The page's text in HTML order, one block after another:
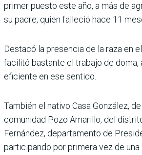
primer puesto este año, a más de
su padre, quien falleció hace 11
Destacó la presencia de la raza en
facilitó bastante el trabajo de doma,
eficiente en ese sentido.
También el nativo Casa González,
comunidad Pozo Amarillo, del
Fernández, departamento de
participando por primera vez de